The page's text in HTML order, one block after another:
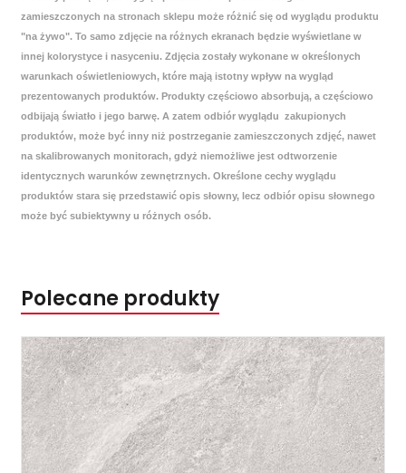
zamieszczonych na stronach sklepu może różnić się od wyglądu produktu
"na żywo". To samo zdjęcie na różnych ekranach będzie wyświetlane w
innej kolorystyce i nasyceniu. Zdjęcia zostały wykonane w określonych
warunkach oświetleniowych, które mają istotny wpływ na wygląd
prezentowanych produktów. Produkty częściowo absorbują, a częściowo
odbijają światło i jego barwę. A zatem odbiór wyglądu zakupionych
produktów, może być inny niż postrzeganie zamieszczonych zdjęć, nawet
na skalibrowanych monitorach, gdyż niemożliwe jest odtworzenie
identycznych warunków zewnętrznych. Określone cechy wyglądu
produktów stara się przedstawić opis słowny, lecz odbiór opisu słownego
może być subiektywny u różnych osób.
Polecane produkty